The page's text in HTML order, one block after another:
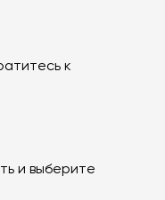
к
и выберите